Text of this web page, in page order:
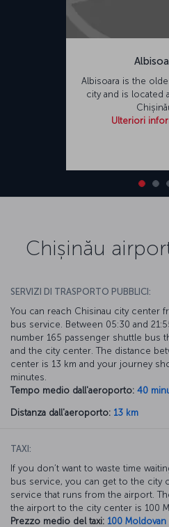
Albisoara is the
city and is located
Ulteriori
Chișinău
SERVIZI DI TRASPORTO PUBBLICI:
You can reach Chisinau city center
bus service. Between 05:30 and
number 165 passenger shuttle bus
and the city center. The distance
center is 13 km and your journey
minutes.
Tempo medio dall'aeroporto: 40
Distanza dall'aeroporto: 13 km
TAXI:
If you don’t want to waste time
bus service, you can get to the city
service that runs from the airport.
the airport to the city center is 100
Prezzo medio del taxi: 100 Moldovan